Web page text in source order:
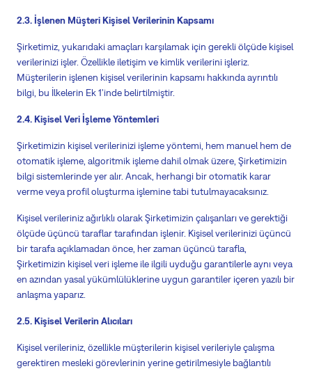
2.3. İşlenen Müşteri Kişisel Verilerinin Kapsamı
Şirketimiz, yukarıdaki amaçları karşılamak için gerekli ölçüde kişisel
verilerinizi işler. Özellikle iletişim ve kimlik verilerini işleriz.
Müşterilerin işlenen kişisel verilerinin kapsamı hakkında ayrıntılı
bilgi, bu İlkelerin Ek 1'inde belirtilmiştir.
2.4. Kişisel Veri İşleme Yöntemleri
Şirketimizin kişisel verilerinizi işleme yöntemi, hem manuel hem de
otomatik işleme, algoritmik işleme dahil olmak üzere, Şirketimizin
bilgi sistemlerinde yer alır. Ancak, herhangi bir otomatik karar
verme veya profil oluşturma işlemine tabi tutulmayacaksınız.
Kişisel verileriniz ağırlıklı olarak Şirketimizin çalışanları ve gerektiği
ölçüde üçüncü taraflar tarafından işlenir. Kişisel verilerinizi üçüncü
bir tarafa açıklamadan önce, her zaman üçüncü tarafla,
Şirketimizin kişisel veri işleme ile ilgili uyduğu garantilerle aynı veya
en azından yasal yükümlülüklerine uygun garantiler içeren yazılı bir
anlaşma yaparız.
2.5. Kişisel Verilerin Alıcıları
Kişisel verileriniz, özellikle müşterilerin kişisel verileriyle çalışma
gerektiren mesleki görevlerinin yerine getirilmesiyle bağlantılı